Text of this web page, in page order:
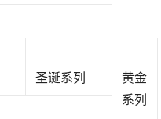
圣诞系列
黄金
系列